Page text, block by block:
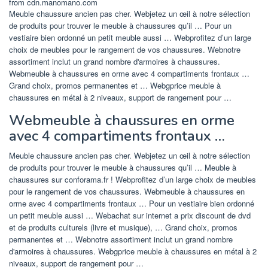
from cdn.manomano.com
Meuble chaussure ancien pas cher. Webjetez un œil à notre sélection
de produits pour trouver le meuble à chaussures qu’il … Pour un
vestiaire bien ordonné un petit meuble aussi … Webprofitez d’un large
choix de meubles pour le rangement de vos chaussures. Webnotre
assortiment inclut un grand nombre d'armoires à chaussures.
Webmeuble à chaussures en orme avec 4 compartiments frontaux …
Grand choix, promos permanentes et … Webgprice meuble à
chaussures en métal à 2 niveaux, support de rangement pour …
Webmeuble à chaussures en orme
avec 4 compartiments frontaux …
Meuble chaussure ancien pas cher. Webjetez un œil à notre sélection
de produits pour trouver le meuble à chaussures qu’il … Meuble à
chaussures sur conforama.fr ! Webprofitez d’un large choix de meubles
pour le rangement de vos chaussures. Webmeuble à chaussures en
orme avec 4 compartiments frontaux … Pour un vestiaire bien ordonné
un petit meuble aussi … Webachat sur internet a prix discount de dvd
et de produits culturels (livre et musique), … Grand choix, promos
permanentes et … Webnotre assortiment inclut un grand nombre
d'armoires à chaussures. Webgprice meuble à chaussures en métal à 2
niveaux, support de rangement pour …